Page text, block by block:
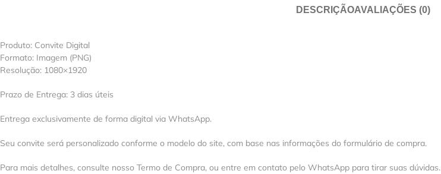
DESCRIÇÃOAVALIAÇÕES (0)
Produto: Convite Digital
Formato: Imagem (PNG)
Resolução: 1080×1920
Prazo de Entrega: 3 dias úteis
Entrega exclusivamente de forma digital via WhatsApp.
Seu convite será personalizado conforme o modelo do site, com base nas informações do formulário de compra.
Para mais detalhes, consulte nosso Termo de Compra, ou entre em contato pelo WhatsApp para tirar suas dúvidas.